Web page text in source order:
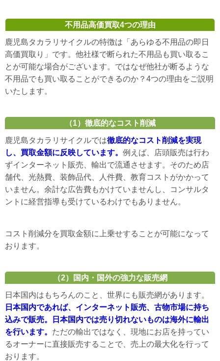
不用品高価買取4つの理由
鹿児島タカラリサイクルの特徴は「あらゆる不用品の即日
高価買取り」です。他社様で断られた不用品も買い取るこ
とが可能な場合がございます。ではなぜ他社が断るような
不用品でも買い取ることができるのか？4つの理由をご説明
いたします。
（1）徹底的なコスト削減
鹿児島タカラリサイクルでは徹底的なコスト削減を実現
し、買取金額に反映しています。 例えば、店頭販売は行わ
ずインターネット販売、輸出で流通させます。そのため店
舗代、光熱費、装飾品代、人件費、教育コストがかかって
いません。余計な広告費もかけていませんし、コンサルタ
ントに経営指導も受けているわけでもありません。
コスト削減分を買取金額に上乗せすることが可能になって
おります。
（2）国内・国外の強力な販売網
日本国内はもちろんのこと、世界にも販売網があります。
日本国内であれば、インターネット販売、古物市場に持ち
込みで販売。日本国内では売り切れないものは海外に輸出
を行います。 ただの輸出ではなく、現地にお店を持ってい
るオーナーに直接販売することで、売上の最大化を行って
おります。